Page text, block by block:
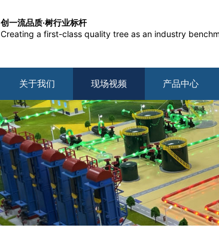
创一流品质·树行业标杆
Creating a first-class quality tree as an industry
关于我们 现场视频 产品中心